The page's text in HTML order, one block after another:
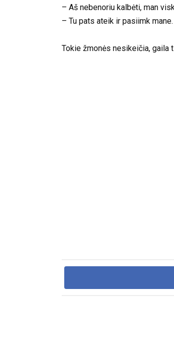
– Aš nebenoriu kalbėti, man
– Tu pats ateik ir pasiimk
Tokie žmonės nesikeičia, gaila